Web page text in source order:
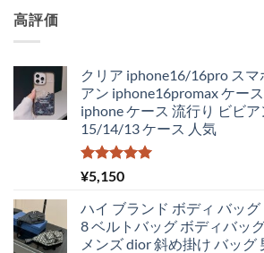
高評価
クリア iphone16/16pro スマ
アン iphone16promax ケー
iphone ケース 流行り ビビ
15/14/13 ケース 人気
5段階中
5.00
¥5,150
ハイ ブランド ボディ バッ
8 ベルトバッグ ボディバッ
メンズ dior 斜め掛け バッグ